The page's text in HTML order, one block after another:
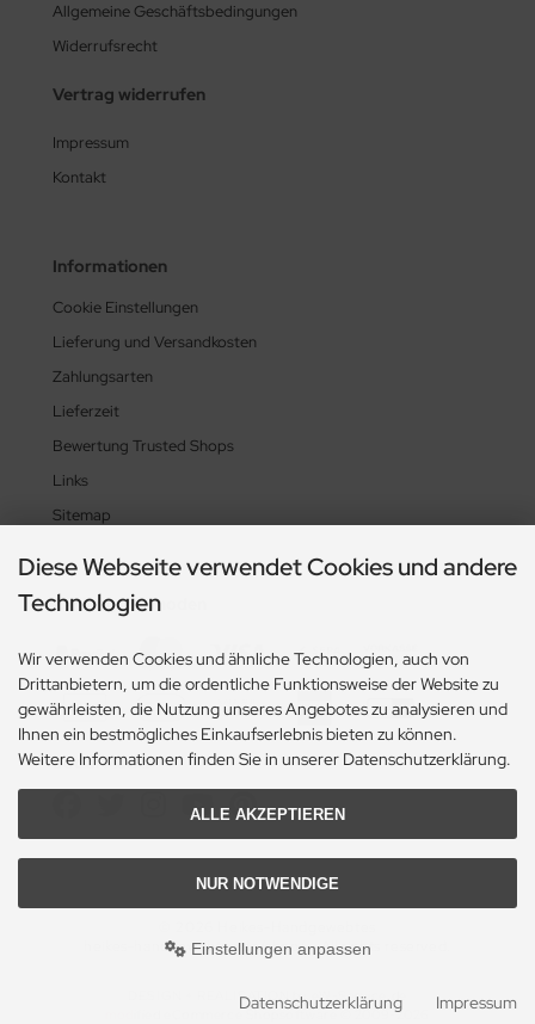
Allgemeine Geschäftsbedingungen
Widerrufsrecht
Vertrag widerrufen
Impressum
Kontakt
Informationen
Cookie Einstellungen
Lieferung und Versandkosten
Zahlungsarten
Lieferzeit
Bewertung Trusted Shops
Links
Sitemap
Zahlungsmethoden
Social Media
heikes-handgewebtes.de/shop/ - All rights reserved.
DESIGN + REALISATION
by eW-Service.de
ified eCommerce Shopsoftware © 2009-2026
Diese Webseite verwendet Cookies und andere
Technologien
Wir verwenden Cookies und ähnliche Technologien, auch von
Drittanbietern, um die ordentliche Funktionsweise der Website zu
gewährleisten, die Nutzung unseres Angebotes zu analysieren und
Ihnen ein bestmögliches Einkaufserlebnis bieten zu können.
Weitere Informationen finden Sie in unserer Datenschutzerklärung.
ALLE AKZEPTIEREN
NUR NOTWENDIGE
Einstellungen anpassen
Datenschutzerklärung Impressum